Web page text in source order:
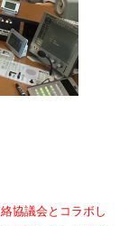
協議会とコラボし